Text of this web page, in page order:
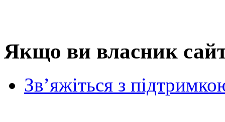
Якщо ви власник
Зв’яжіться з